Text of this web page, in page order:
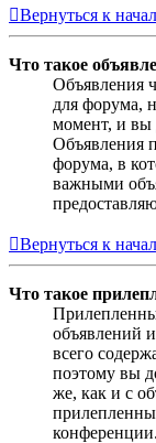
Вернуться к
Что такое
Объявления
для форума,
момент, и вы
Объявления
форума, в
важными
Вернуться к
Что такое
объявлений
всего
поэтому вы
же, как и с
конференции.